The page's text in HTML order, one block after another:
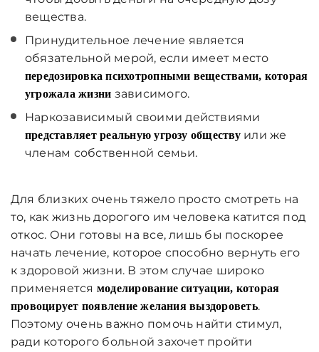
вещества.
Принудительное лечение является
обязательной мерой, если имеет место
передозировка психотропными веществами, которая
угрожала жизни зависимого.
Наркозависимый своими действиями
представляет реальную угрозу обществуили же
членам собственной семьи.
Для близких очень тяжело просто смотреть на
то, как жизнь дорогого им человека катится под
откос. Они готовы на все, лишь бы поскорее
начать лечение, которое способно вернуть его
к здоровой жизни. В этом случае широко
применяется моделирование ситуации, которая
провоцирует появление желания выздороветь.
Поэтому очень важно помочь найти стимул,
ради которого больной захочет пройти